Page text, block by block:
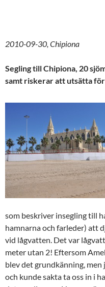
2010-09-30, Chipiona
Segling till Chipiona, 20
samt riskerar att utsätta
som beskriver insegling till
hamnarna och farleder) att
vid lågvatten. Det var
meter utan 2! Eftersom
blev det grundkänning,
och kunde sakta ta oss in i